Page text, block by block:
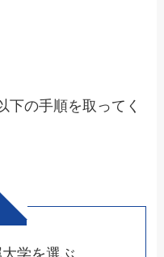
下の手順を取ってく
学を選ぶ